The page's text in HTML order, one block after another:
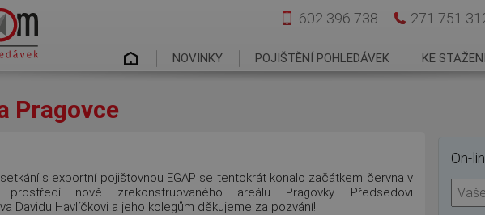
602 396 738 271 751
Hlavní menu
NOVINKY POJIŠTĚNÍ POHLEDÁVEK KE STAŽENÍ
Pragovce
s exportní pojišťovnou EGAP se tentokrát konalo začátkem června v
prostředí nově zrekonstruovaného areálu Pragovky. Předsedovi
Davidu Havlíčkovi a jeho kolegům děkujeme za pozvání!
On-